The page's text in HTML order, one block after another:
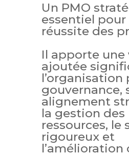
Un PMO
essentiel pour
réussite des
Il apporte une
ajoutée
l’organisation
gouvernance,
alignement
la gestion des
ressources, le
rigoureux et
l’amélioration